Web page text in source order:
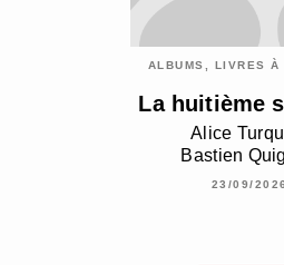
ALBUMS, LIVRES À
La huitième
Alice
Bastien
23/09/2026